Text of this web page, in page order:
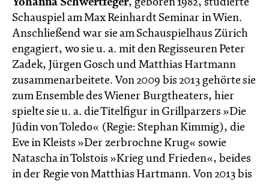
Yohanna Schwertfeger, geboren 1982, studierte
Schauspiel am Max Reinhardt Seminar in Wien.
Anschließend war sie am Schauspielhaus Zürich
engagiert, wo sie u. a. mit den Regisseuren Peter
Zadek, Jürgen Gosch und Matthias Hartmann
zusammenarbeitete. Von 2009 bis 2013 gehörte sie
zum Ensemble des Wiener Burgtheaters, hier
spielte sie u. a. die Titelfigur in Grillparzers »Die
Jüdin von Toledo« (Regie: Stephan Kimmig), die
Eve in Kleists »Der zerbrochne Krug« sowie
Natascha in Tolstois »Krieg und Frieden«, beides
in der Regie von Matthias Hartmann. Von 2013 bis